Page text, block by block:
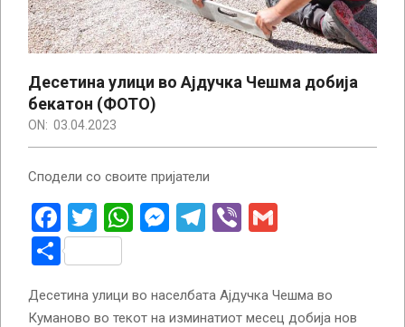
Десетина улици во Ајдучка Чешма добија
бекатон (ФОТО)
ON: 03.04.2023
Сподели со своите пријатели
Facebook
Twitter
WhatsApp
Messenger
Telegram
Viber
Share
Десетина улици во населбата Ајдучка Чешма во
Куманово во текот на изминатиот месец добија нов